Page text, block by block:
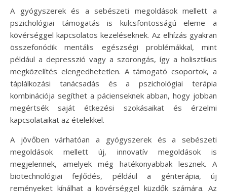
A gyógyszerek és a sebészeti megoldások mellett a
pszichológiai támogatás is kulcsfontosságú eleme a
kövérséggel kapcsolatos kezeléseknek. Az elhízás gyakran
összefonódik mentális egészségi problémákkal, mint
például a depresszió vagy a szorongás, így a holisztikus
megközelítés elengedhetetlen. A támogató csoportok, a
táplálkozási tanácsadás és a pszichológiai terápia
kombinációja segíthet a pácienseknek abban, hogy jobban
megértsék saját étkezési szokásaikat és érzelmi
kapcsolataikat az ételekkel.
A jövőben várhatóan a gyógyszerek és a sebészeti
megoldások mellett új, innovatív megoldások is
megjelennek, amelyek még hatékonyabbak lesznek. A
biotechnológiai fejlődés, például a génterápia, új
reményeket kínálhat a kövérséggel küzdők számára. Az